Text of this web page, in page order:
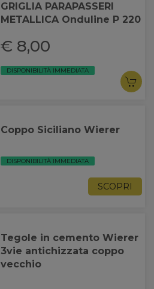
GRIGLIA PARAPASSERI
METALLICA Onduline P 220
€ 8,00
DISPONIBILITÀ IMMEDIATA
Coppo Siciliano Wierer
DISPONIBILITÀ IMMEDIATA
SCOPRI
Tegole in cemento Wierer
3vie antichizzata coppo
vecchio